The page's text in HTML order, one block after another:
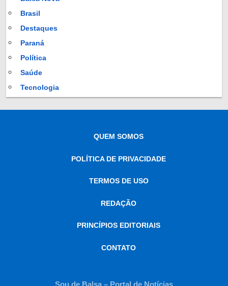
Brasil
Destaques
Paraná
Política
Saúde
Tecnologia
QUEM SOMOS
POLÍTICA DE PRIVACIDADE
TERMOS DE USO
REDAÇÃO
PRINCÍPIOS EDITORIAIS
CONTATO